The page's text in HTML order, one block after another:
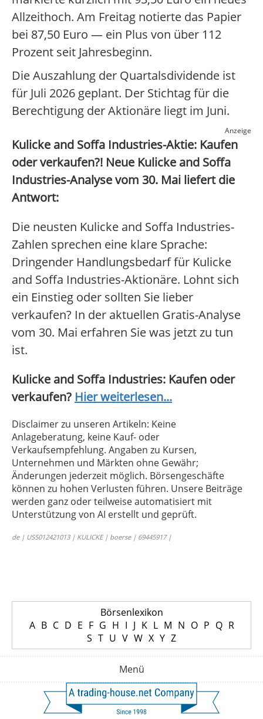
Allzeithoch. Am Freitag notierte das Papier
bei 87,50 Euro — ein Plus von über 112
Prozent seit Jahresbeginn.
Die Auszahlung der Quartalsdividende ist
für Juli 2026 geplant. Der Stichtag für die
Berechtigung der Aktionäre liegt im Juni.
Anzeige
Kulicke and Soffa Industries-Aktie: Kaufen
oder verkaufen?! Neue Kulicke and Soffa
Industries-Analyse vom 30. Mai liefert die
Antwort:
Die neusten Kulicke and Soffa Industries-
Zahlen sprechen eine klare Sprache:
Dringender Handlungsbedarf für Kulicke
and Soffa Industries-Aktionäre. Lohnt sich
ein Einstieg oder sollten Sie lieber
verkaufen? In der aktuellen Gratis-Analyse
vom 30. Mai erfahren Sie was jetzt zu tun
ist.
Kulicke and Soffa Industries: Kaufen oder
verkaufen? Hier weiterlesen...
Disclaimer zu unseren Artikeln: Keine
Anlageberatung, keine Kauf- oder
Verkaufsempfehlung. Angaben zu Kursen,
Unternehmen und Märkten ohne Gewähr;
Änderungen jederzeit möglich. Börsengeschäfte
können zu hohen Verlusten führen. Unsere Beiträge
werden ganz oder teilweise automatisiert mit
Unterstützung von AI erstellt und geprüft.
de | US5012421013 | KULICKE | boerse | 69445917 |
Börsenlexikon
A B C D E F G H I J K L M N O P Q R
S T U V W X Y Z
Menü